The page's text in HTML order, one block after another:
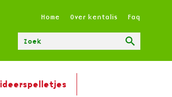
P
M
E
U
Home Over kentalis Faq
Zoeken